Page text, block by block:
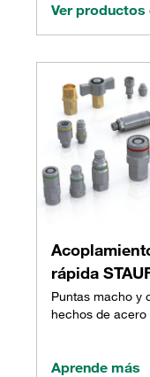
Ver productos
rápida
Puntas macho y
hechos de
Aprende más